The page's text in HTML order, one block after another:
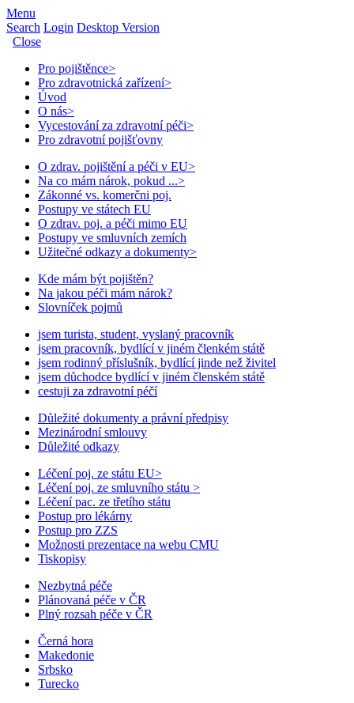
Menu
Search Login Desktop Version
Close
Pro pojištěnce>
Pro zdravotnická zařízení>
Úvod
O nás>
Vycestování za zdravotní péči>
Pro zdravotní pojišťovny
O zdrav. pojištění a péči v EU>
Na co mám nárok, pokud ...>
Zákonné vs. komerčni poj.
Postupy ve státech EU
O zdrav. poj. a péči mimo EU
Postupy ve smluvních zemích
Užitečné odkazy a dokumenty>
Kde mám být pojištěn?
Na jakou péči mám nárok?
Slovníček pojmů
jsem turista, student, vyslaný pracovník
jsem pracovník, bydlící v jiném členkém státě
jsem rodinný příslušník, bydlící jinde než živitel
jsem důchodce bydlící v jiném členském státě
cestuji za zdravotní péčí
Důležité dokumenty a právní předpisy
Mezinárodní smlouvy
Důležité odkazy
Léčení poj. ze státu EU>
Léčení poj. ze smluvního státu >
Léčení pac. ze třetího státu
Postup pro lékárny
Postup pro ZZS
Možnosti prezentace na webu CMU
Tiskopisy
Nezbytná péče
Plánovaná péče v ČR
Plný rozsah péče v ČR
Černá hora
Makedonie
Srbsko
Turecko